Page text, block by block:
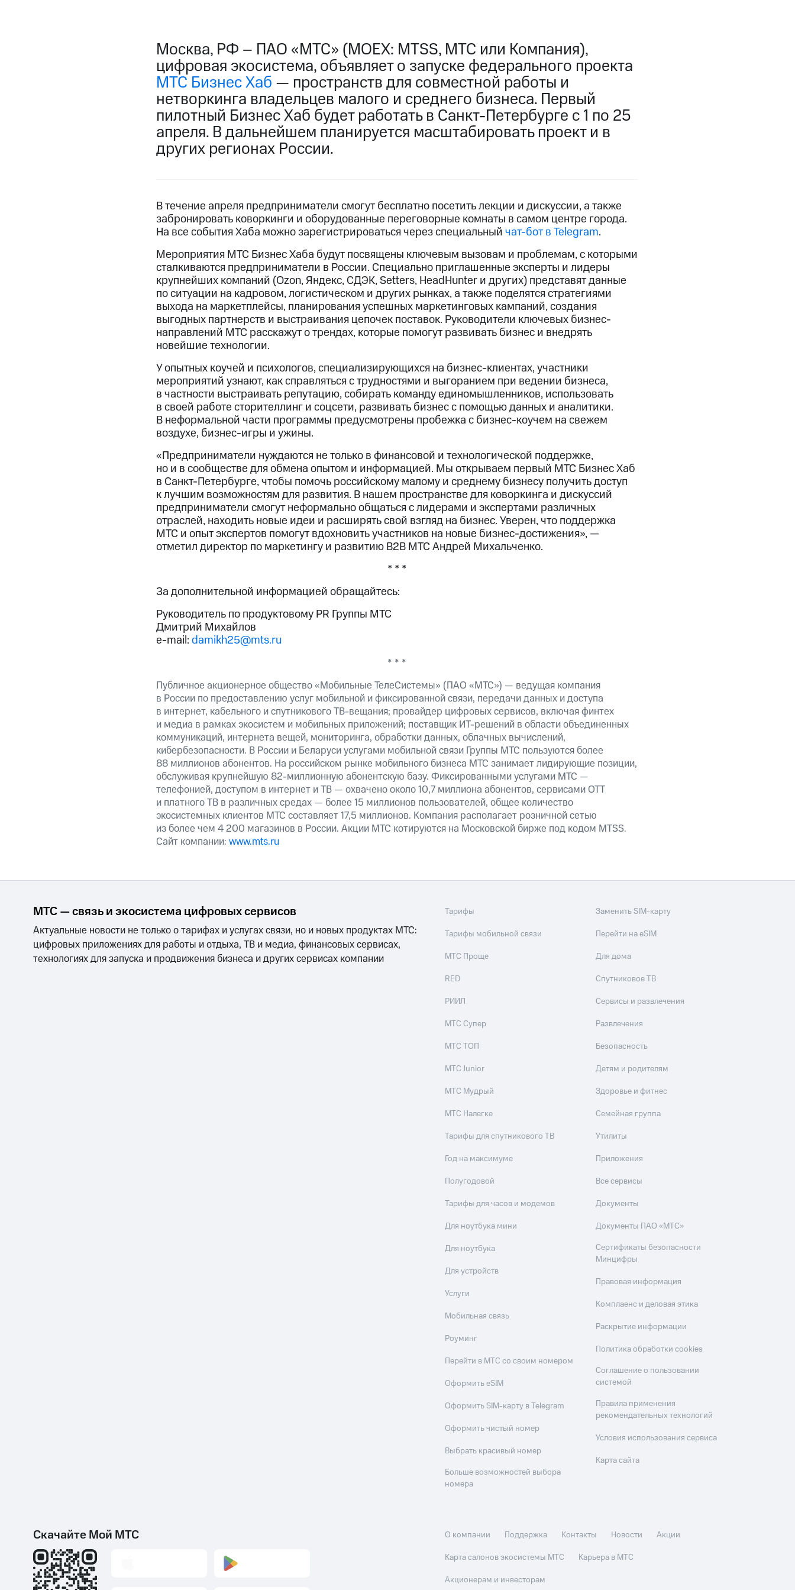
Москва, РФ – ПАО «МТС» (MOEX: MTSS, МТС или Компания),
цифровая экосистема, объявляет о запуске федерального проекта
МТС Бизнес Хаб — пространств для совместной работы и
нетворкинга владельцев малого и среднего бизнеса. Первый
пилотный Бизнес Хаб будет работать в Санкт-Петербурге с 1 по 25
апреля. В дальнейшем планируется масштабировать проект и в
других регионах России.
В течение апреля предприниматели смогут бесплатно посетить лекции и дискуссии, а также
забронировать коворкинги и оборудованные переговорные комнаты в самом центре города.
На все события Хаба можно зарегистрироваться через специальныйчат-бот в Telegram.
Мероприятия МТС Бизнес Хаба будут посвящены ключевым вызовам и проблемам, с которыми
сталкиваются предприниматели в России. Специально приглашенные эксперты и лидеры
крупнейших компаний (Ozon, Яндекс, СДЭК, Setters, HeadHunter и других) представят данные
по ситуации на кадровом, логистическом и других рынках, а также поделятся стратегиями
выхода на маркетплейсы, планирования успешных маркетинговых кампаний, создания
выгодных партнерств и выстраивания цепочек поставок. Руководители ключевых бизнес-
направлений МТС расскажут о трендах, которые помогут развивать бизнес и внедрять
новейшие технологии.
У опытных коучей и психологов, специализирующихся на бизнес-клиентах, участники
мероприятий узнают, как справляться с трудностями и выгоранием при ведении бизнеса,
в частности выстраивать репутацию, собирать команду единомышленников, использовать
в своей работе сторителлинг и соцсети, развивать бизнес с помощью данных и аналитики.
В неформальной части программы предусмотрены пробежка с бизнес-коучем на свежем
воздухе, бизнес-игры и ужины.
«Предприниматели нуждаются не только в финансовой и технологической поддержке,
но и в сообществе для обмена опытом и информацией. Мы открываем первый МТС Бизнес Хаб
в Санкт-Петербурге, чтобы помочь российскому малому и среднему бизнесу получить доступ
к лучшим возможностям для развития. В нашем пространстве для коворкинга и дискуссий
предприниматели смогут неформально общаться с лидерами и экспертами различных
отраслей, находить новые идеи и расширять свой взгляд на бизнес. Уверен, что поддержка
МТС и опыт экспертов помогут вдохновить участников на новые бизнес-достижения», —
отметил директор по маркетингу и развитию B2B МТС Андрей Михальченко.
* * *
За дополнительной информацией обращайтесь:
Руководитель по продуктовому PR Группы МТС
Дмитрий Михайлов
e-mail:damikh25@mts.ru
* * *
Публичное акционерное общество «Мобильные ТелеСистемы» (ПАО «МТС») — ведущая компания
в России по предоставлению услуг мобильной и фиксированной связи, передачи данных и доступа
в интернет, кабельного и спутникового ТВ-вещания; провайдер цифровых сервисов, включая финтех
и медиа в рамках экосистем и мобильных приложений; поставщик ИТ-решений в области объединенных
коммуникаций, интернета вещей, мониторинга, обработки данных, облачных вычислений,
кибербезопасности. В России и Беларуси услугами мобильной связи Группы МТС пользуются более
88 миллионов абонентов. На российском рынке мобильного бизнеса МТС занимает лидирующие позиции,
обслуживая крупнейшую 82-миллионную абонентскую базу. Фиксированными услугами МТС —
телефонией, доступом в интернет и ТВ — охвачено около 10,7 миллиона абонентов, сервисами OTT
и платного ТВ в различных средах — более 15 миллионов пользователей, общее количество
экосистемных клиентов МТС составляет 17,5 миллионов. Компания располагает розничной сетью
из более чем 4 200 магазинов в России. Акции МТС котируются на Московской бирже под кодом MTSS.
Сайт компании: www.mts.ru
МТС — связь и экосистема цифровых сервисов
Актуальные новости не только о тарифах и услугах связи, но и новых продуктах МТС:
цифровых приложениях для работы и отдыха, ТВ и медиа, финансовых сервисах,
технологиях для запуска и продвижения бизнеса и других сервисах компании
Тарифы
Тарифы мобильной связи
МТС Проще
RED
РИИЛ
МТС Супер
МТС ТОП
МТС Junior
МТС Мудрый
МТС Налегке
Тарифы для спутникового ТВ
Год на максимуме
Полугодовой
Тарифы для часов и модемов
Для ноутбука мини
Для ноутбука
Для устройств
Услуги
Мобильная связь
Роуминг
Перейти в МТС со своим номером
Оформить eSIM
Оформить SIM-карту в Telegram
Оформить чистый номер
Выбрать красивый номер
Больше возможностей выбора
номера
Заменить SIM-карту
Перейти на eSIM
Для дома
Спутниковое ТВ
Сервисы и развлечения
Развлечения
Безопасность
Детям и родителям
Здоровье и фитнес
Семейная группа
Утилиты
Приложения
Все сервисы
Документы
Документы ПАО «МТС»
Сертификаты безопасности
Минцифры
Правовая информация
Комплаенс и деловая этика
Раскрытие информации
Политика обработки cookies
Соглашение о пользовании
системой
Правила применения
рекомендательных технологий
Условия использования сервиса
Карта сайта
Скачайте Мой МТС О компании Поддержка Контакты Новости
Акции
Карта салонов экосистемы МТС
Карьера в МТС
Акционерам и инвесторам